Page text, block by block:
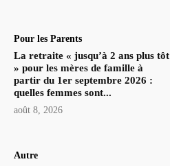
Pour les Parents
La retraite « jusqu’à 2 ans plus tôt
» pour les mères de famille à
partir du 1er septembre 2026 :
quelles femmes sont...
août 8, 2026
Autre